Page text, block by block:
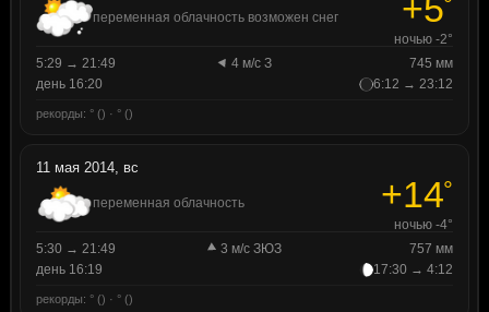
переменная облачность возможен снег +5
ночью -2°
5:29 → 21:49
4 м/с З
745 мм
день 16:20
6:12 → 23:12
рекорды: ° () · ° ()
11 мая 2014, вс
переменная облачность +14°
ночью -4°
5:30 → 21:49
3 м/с ЗЮЗ
757 мм
день 16:19
17:30 → 4:12
рекорды: ° () · ° ()